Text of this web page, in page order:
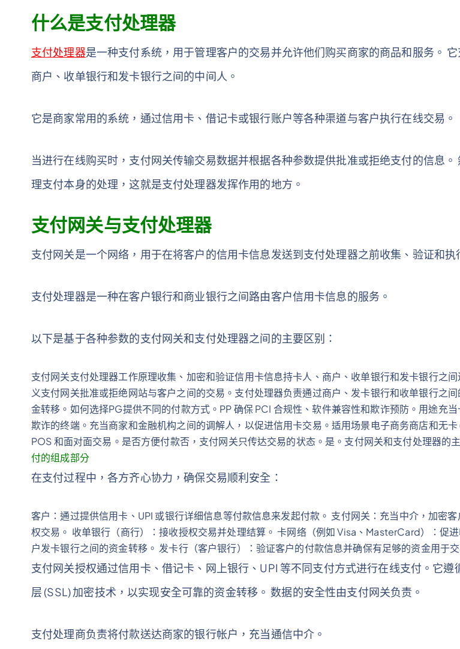
什么是支付处理器
支付处理器是一种支付系统，用于管理客户的交易并允许他们购买商家的商品和服务。 它
商户、收单银行和发卡银行之间的中间人。
它是商家常用的系统，通过信用卡、借记卡或银行账户等各种渠道与客户执行在线交易。
当进行在线购买时，支付网关传输交易数据并根据各种参数提供批准或拒绝支付的信息。
理支付本身的处理，这就是支付处理器发挥作用的地方。
支付网关与支付处理器
支付网关是一个网络，用于在将客户的信用卡信息发送到支付处理器之前收集、验证和执
支付处理器是一种在客户银行和商业银行之间路由客户信用卡信息的服务。
以下是基于各种参数的支付网关和支付处理器之间的主要区别：
支付网关支付处理器工作原理收集、加密和验证信用卡信息持卡人、商户、收单银行和发卡银行之
义支付网关批准或拒绝网站与客户之间的交易。支付处理器负责通过商户、发卡银行和收单银行之
金转移。如何选择PG提供不同的付款方式。PP 确保 PCI 合规性、软件兼容性和欺诈预防。用途充
欺诈的终端。充当商家和金融机构之间的调解人，以促进信用卡交易。适用场景电子商务商店和无卡
POS 和面对面交易。是否方便付款否，支付网关只传达交易的状态。是。支付网关和支付处理器的
付的组成部分
在支付过程中，各方齐心协力，确保交易顺利安全：
客户：通过提供信用卡、UPI 或银行详细信息等付款信息来发起付款。 支付网关：充当中介，加密
权交易。 收单银行（商行）：接收授权交易并处理结算。 卡网络（例如 Visa、MasterCard）：促
户发卡银行之间的资金转移。 发卡行（客户银行）：验证客户的付款信息并确保有足够的资金用于交
支付网关授权通过信用卡、借记卡、网上银行、UPI 等不同支付方式进行在线支付。它遵
层 (SSL) 加密技术，以实现安全可靠的资金转移。 数据的安全性由支付网关负责。
支付处理商负责将付款送达商家的银行帐户，充当通信中介。